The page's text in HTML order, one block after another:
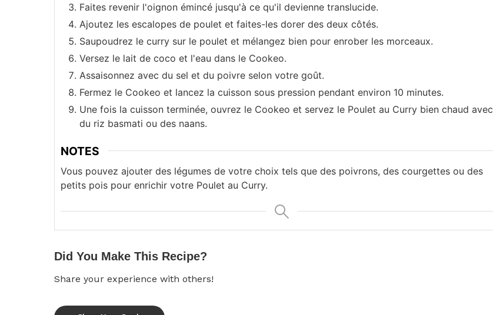
Faites revenir l'oignon émincé jusqu'à ce qu'il devienne translucide.
Ajoutez les escalopes de poulet et faites-les dorer des deux côtés.
Saupoudrez le curry sur le poulet et mélangez bien pour enrober les morceaux.
Versez le lait de coco et l'eau dans le Cookeo.
Assaisonnez avec du sel et du poivre selon votre goût.
Fermez le Cookeo et lancez la cuisson sous pression pendant environ 10 minutes.
Une fois la cuisson terminée, ouvrez le Cookeo et servez le Poulet au Curry bien chaud avec
du riz basmati ou des naans.
NOTES
Vous pouvez ajouter des légumes de votre choix tels que des poivrons, des courgettes ou des
petits pois pour enrichir votre Poulet au Curry.
Did You Make This Recipe?
Share your experience with others!